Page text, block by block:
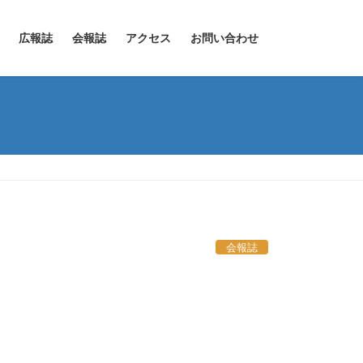
広報誌 会報誌 アクセス お問い合わせ
会報誌